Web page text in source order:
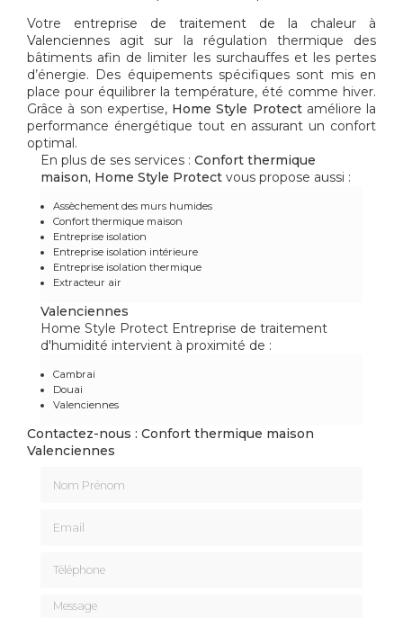
Votre entreprise de traitement de la chaleur à
Valenciennes agit sur la régulation thermique des
bâtiments afin de limiter les surchauffes et les pertes
d’énergie. Des équipements spécifiques sont mis en
place pour équilibrer la température, été comme hiver.
Grâce à son expertise, Home Style Protectaméliore la
performance énergétique tout en assurant un confort
optimal.
En plus de ses services : Confort thermique
maison, Home Style Protect vous propose aussi :
Assèchement des murs humides
Confort thermique maison
Entreprise isolation
Entreprise isolation intérieure
Entreprise isolation thermique
Extracteur air
Valenciennes
Home Style Protect Entreprise de traitement
d'humidité intervient à proximité de :
Cambrai
Douai
Valenciennes
Contactez-nous : Confort thermique maison
Valenciennes
Message